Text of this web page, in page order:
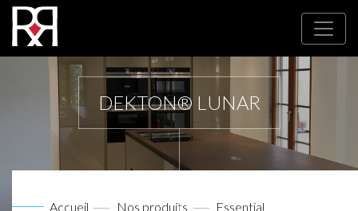
DEKTON® LUNAR
Accueil Nos produits Essential